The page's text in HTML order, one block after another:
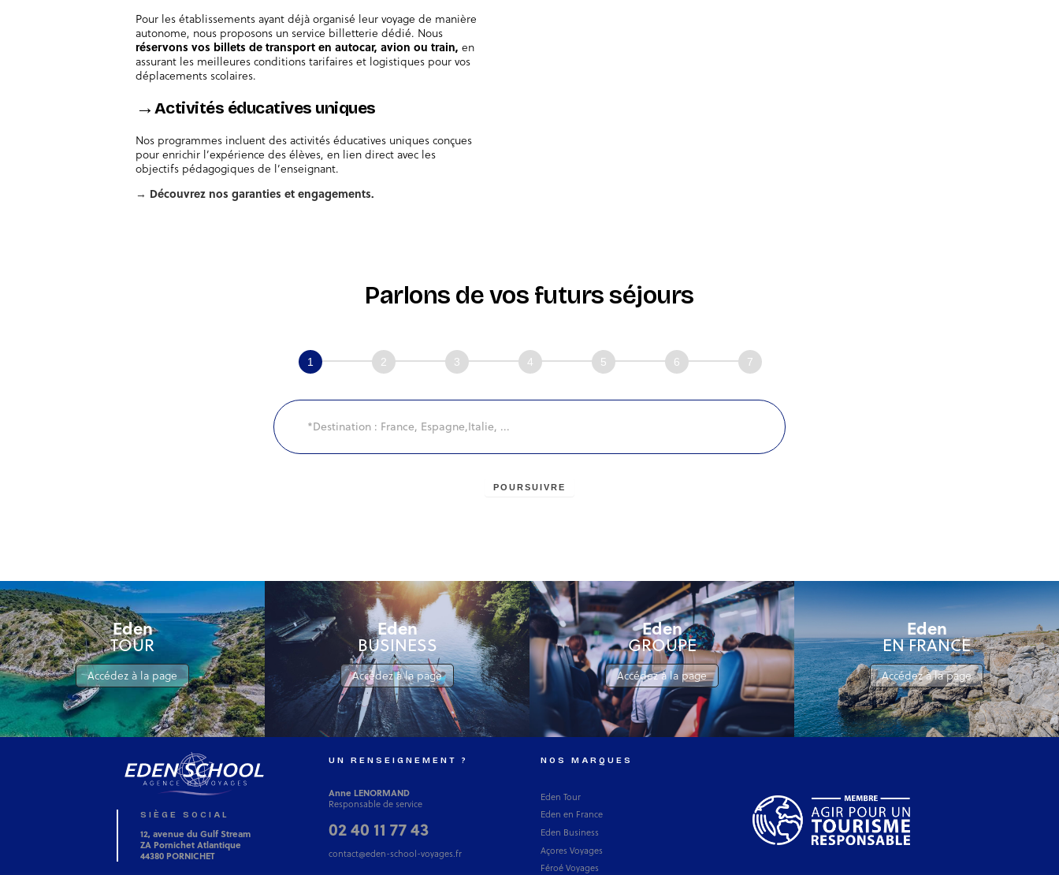
Pour les établissements ayant déjà organisé leur voyage de manière
autonome, nous proposons un service billetterie dédié. Nous
réservons vos billets de transporten autocar, avion ou train, en
assurant les meilleures conditions tarifaires et logistiques pour vos
déplacements scolaires.
→Activités éducatives uniques
Nos programmes incluent des activités éducatives uniques conçues
pour enrichir l’expérience des élèves, en lien direct avec les
objectifs pédagogiques de l’enseignant.
→ Découvrez nos garanties et engagements.
Parlons de vos futurs séjours
pas,
faites
une
demande
en
ligne
POURSUIVRE
Eden
TOUR
Accédez à la page
Eden
BUSINESS
Accédez à la page
Eden
GROUPE
Accédez à la page
Eden
EN FRANCE
Accédez à la page
SIÈGE SOCIAL
12, avenue du Gulf Stream
ZA Pornichet Atlantique
44380 PORNICHET
UN RENSEIGNEMENT ?
Anne LENORMAND
Responsable de service
02 40 11 77 43
contact@eden-school-voyages.fr
NOS MARQUES
Eden Tour
Eden en France
Eden Business
Açores Voyages
Féroé Voyages